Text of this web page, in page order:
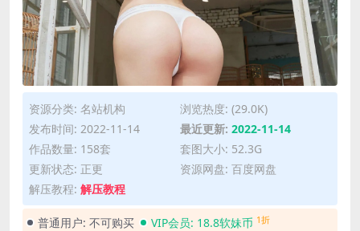
资源分类: 名站机构
浏览热度: (29.0K)
发布时间: 2022-11-14
最近更新: 2022-11-14
作品数量: 158套
套图大小: 52.3G
更新状态: 正更
资源网盘: 百度网盘
解压教程: 解压教程
普通用户: 不可购买 VIP会员: 18.8软妹币 1折